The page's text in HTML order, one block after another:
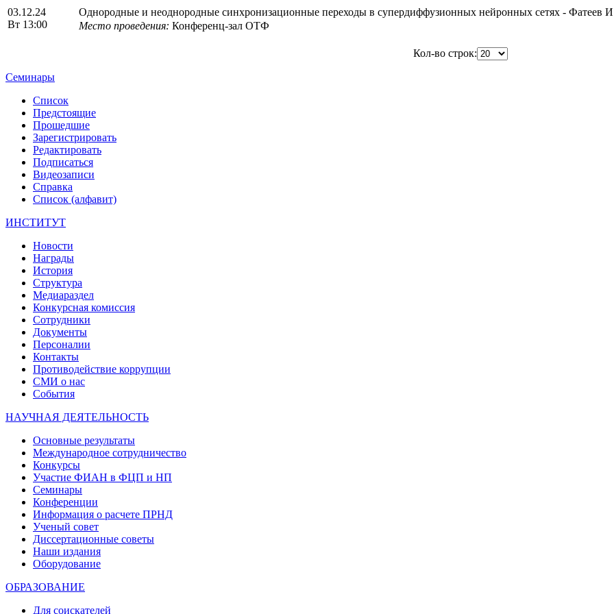
03.12.24
Вт 13:00
Однородные и неоднородные синхронизационные переходы в супердиффузионных нейронных сетях - Фатеев
Место проведения: Конференц-зал ОТФ
Кол-во строк:
Семинары
Список
Предстоящие
Прошедшие
Зарегистрировать
Редактировать
Подписаться
Видеозаписи
Справка
Список (алфавит)
ИНСТИТУТ
Новости
Награды
История
Структура
Медиараздел
Конкурсная комиссия
Сотрудники
Документы
Персоналии
Контакты
Противодействие коррупции
СМИ о нас
События
НАУЧНАЯ ДЕЯТЕЛЬНОСТЬ
Основные результаты
Международное сотрудничество
Конкурсы
Участие ФИАН в ФЦП и НП
Семинары
Конференции
Информация о расчете ПРНД
Ученый совет
Диссертационные советы
Наши издания
Оборудование
ОБРАЗОВАНИЕ
Для соискателей